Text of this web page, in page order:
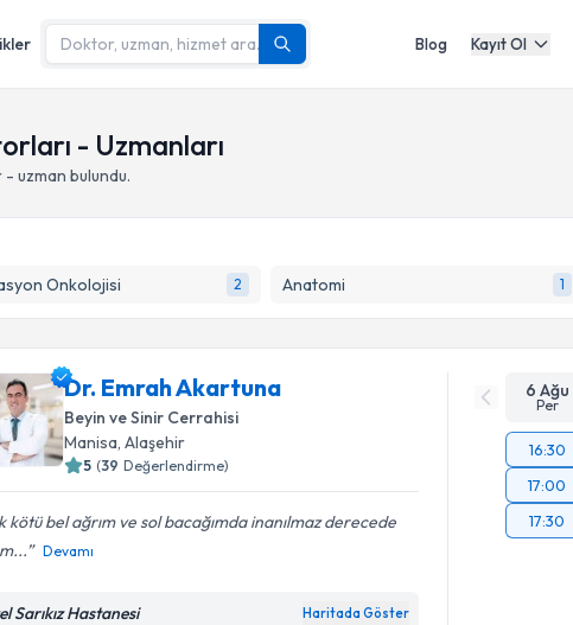
Blog Kayıt Ol
- Uzmanları
uzman bulundu.
Onkolojisi 2 Anatomi 1
Dr. Emrah Akartuna
Beyin ve Sinir Cerrahisi
Manisa,Alaşehir
5 (39 Değerlendirme)
kötü bel ağrım ve sol bacağımda inanılmaz derecede
Devamı
Sarıkız Hastanesi Haritada Göster
6 Ağu
Per
16:30
17:00
17:30